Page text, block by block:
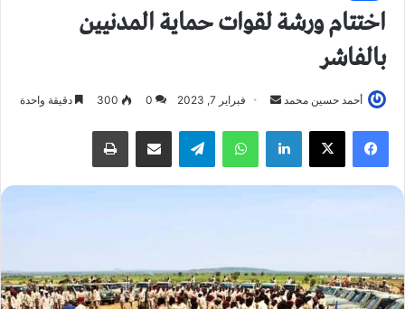
اختتام ورشة لقوات حماية المدنيين
بالفاشر
أحمد حسين محمد
ل
ب
ا
إ
فبراير 7, 2023 0
300 دقيقة واحدة
فيسبوك لينكدإن واتساب